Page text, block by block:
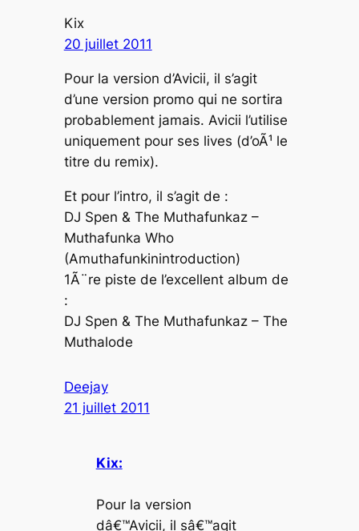
Kix
20 juillet 2011
Pour la version d’Avicii, il s’agit
d’une version promo qui ne sortira
probablement jamais. Avicii l’utilise
uniquement pour ses lives (d’oÃ¹ le
titre du remix).
Et pour l’intro, il s’agit de :
DJ Spen & The Muthafunkaz –
Muthafunka Who
(Amuthafunkinintroduction)
1Ã¨re piste de l’excellent album de
:
DJ Spen & The Muthafunkaz – The
Muthalode
Deejay
21 juillet 2011
Kix:
Pour la version
dâ€™Avicii, il sâ€™agit